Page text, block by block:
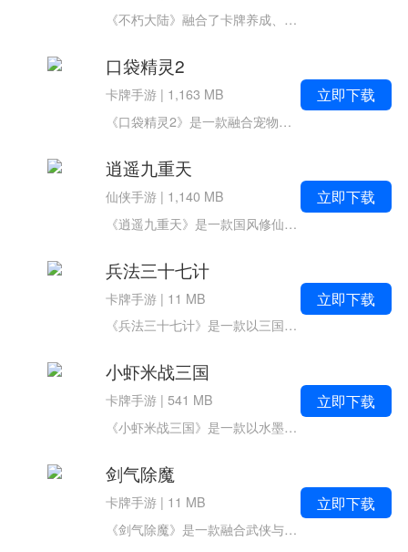
《不朽大陆》融合了卡牌养成、放置挂机与策略战斗等多种玩法。游戏拥有50+名个性鲜明的英雄角色和千变万化的载具机甲，玩家可根据不同战场环境自由搭配阵容。独特的quo;一键置换0损耗quo;系统让养成更加随心，上百种套路组合任...
口袋精灵2
卡牌手游 | 1,163 MB
《口袋精灵2》是一款融合宠物收集、策略对战与角色冒险的开放世界手游，以经典口袋妖怪题材为蓝本，打造了一个自由探索、热血战斗的奇幻大陆。在这里，你可以捕捉稀有神兽、挑战道馆天王、交易心仪道具，体验原汁原味又充满...
立即下载
逍遥九重天
仙侠手游 | 1,140 MB
《逍遥九重天》是一款国风修仙养成手游，带你踏入一个仙魔交织、命运流转的奇幻世界。上古之时，魔尊罗睺与诸神激战，力竭之际欲自爆元神同归于尽。千钧一发，无极仙尊挺身而出，以己身为界，化解浩劫。二人陨落，唯留一缕神识坠入...
立即下载
兵法三十七计
卡牌手游 | 11 MB
《兵法三十七计》是一款以三国乱世为舞台的卡牌策略手游，带你穿越回那个英雄辈出、谋略决胜的年代！游戏汇聚了众多耳熟能详的三国名将，搭配精致写实的美术风格，让你在指尖重温赤壁烽烟、官渡鏖战的热血豪情。玩法特色游戏...
立即下载
小虾米战三国
卡牌手游 |541 MB
《小虾米战三国》是一款以水墨国风为底色的放置卡牌手游，带你轻松穿越回那个英雄辈出的乱世。你将作为水镜先生的得意门生，在一幅缓缓铺展的三国画卷中，开启一段既悠闲又充满谋略的旅程。无需爆肝，智能挂机帮你自动积累资...
立即下载
剑气除魔
卡牌手游 | 11 MB
《剑气除魔》是一款融合武侠与神话元素的经典文字MUD修仙手游，无需复杂操作，纯文字界面带你沉浸于一个充满奇遇与挑战的修真世界。在这里，你可以轻松挂机、离线修炼，也能排兵布阵、问鼎巅峰，开启属于你的仙道传奇！玩法特色：...
立即下载